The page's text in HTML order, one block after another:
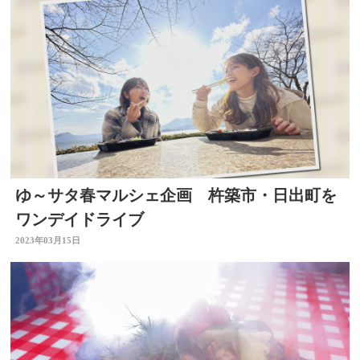
ゆ～サタ春マルシェ企画 杵築市・日出町を
ワンデイドライブ
2023年03月15日